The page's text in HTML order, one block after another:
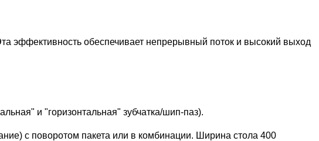
эффективность обеспечивает непрерывный поток и высокий выход
и "горизонтальная" зубчатка/шип-паз).
с поворотом пакета или в комбинации. Ширина стола 400